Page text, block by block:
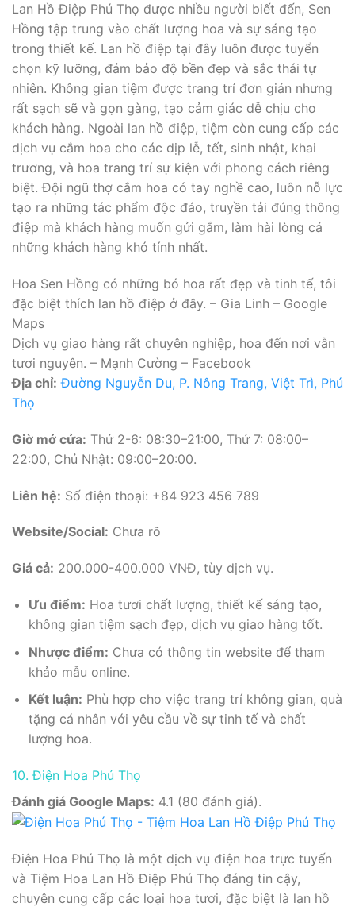
Lan Hồ Điệp Phú Thọ được nhiều người biết đến, Sen
Hồng tập trung vào chất lượng hoa và sự sáng tạo
trong thiết kế. Lan hồ điệp tại đây luôn được tuyển
chọn kỹ lưỡng, đảm bảo độ bền đẹp và sắc thái tự
nhiên. Không gian tiệm được trang trí đơn giản nhưng
rất sạch sẽ và gọn gàng, tạo cảm giác dễ chịu cho
khách hàng. Ngoài lan hồ điệp, tiệm còn cung cấp các
dịch vụ cắm hoa cho các dịp lễ, tết, sinh nhật, khai
trương, và hoa trang trí sự kiện với phong cách riêng
biệt. Đội ngũ thợ cắm hoa có tay nghề cao, luôn nỗ lực
tạo ra những tác phẩm độc đáo, truyền tải đúng thông
điệp mà khách hàng muốn gửi gắm, làm hài lòng cả
những khách hàng khó tính nhất.
Hoa Sen Hồng có những bó hoa rất đẹp và tinh tế, tôi
đặc biệt thích lan hồ điệp ở đây. – Gia Linh – Google
Maps
Dịch vụ giao hàng rất chuyên nghiệp, hoa đến nơi vẫn
tươi nguyên. – Mạnh Cường – Facebook
Địa chỉ: Đường Nguyễn Du, P. Nông Trang, Việt Trì, Phú
Thọ
Giờ mở cửa: Thứ 2-6: 08:30–21:00, Thứ 7: 08:00–
22:00, Chủ Nhật: 09:00–20:00.
Liên hệ: Số điện thoại: +84 923 456 789
Website/Social: Chưa rõ
Giá cả: 200.000-400.000 VNĐ, tùy dịch vụ.
Ưu điểm: Hoa tươi chất lượng, thiết kế sáng tạo,
không gian tiệm sạch đẹp, dịch vụ giao hàng tốt.
Nhược điểm: Chưa có thông tin website để tham
khảo mẫu online.
Kết luận: Phù hợp cho việc trang trí không gian, quà
tặng cá nhân với yêu cầu về sự tinh tế và chất
lượng hoa.
10. Điện Hoa Phú Thọ
Đánh giá Google Maps: 4.1 (80 đánh giá).
Điện Hoa Phú Thọ là một dịch vụ điện hoa trực tuyến
và Tiệm Hoa Lan Hồ Điệp Phú Thọ đáng tin cậy,
chuyên cung cấp các loại hoa tươi, đặc biệt là lan hồ